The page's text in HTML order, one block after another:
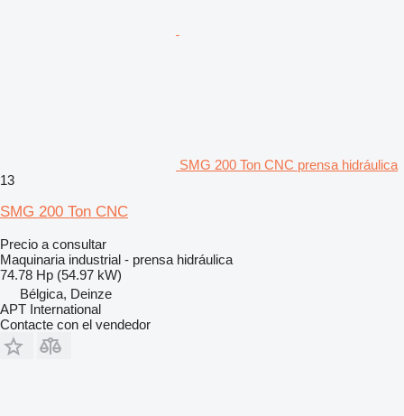
SMG 200 Ton CNC prensa hidráulica
13
SMG 200 Ton CNC
Precio a consultar
Maquinaria industrial - prensa hidráulica
74.78 Hp (54.97 kW)
Bélgica, Deinze
APT International
Contacte con el vendedor